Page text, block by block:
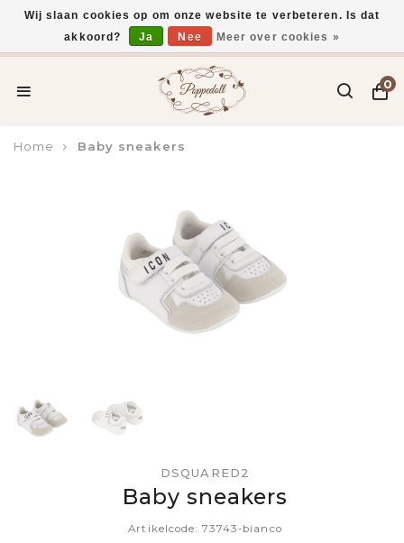
Voor 15:00 uur besteld, vandaag verzonden*
0
Home Baby sneakers
DSQUARED2
Baby sneakers
Artikelcode: 73743-bianco
Wij slaan cookies op om onze website te verbeteren. Is dat
akkoord?
Ja Nee Meer over cookies »